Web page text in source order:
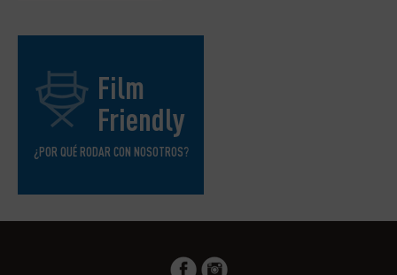
Film
Friendly
¿POR QUÉ RODAR CON NOSOTROS?